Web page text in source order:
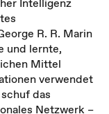
R. R. Marin
und lernte,
Mittel
verwendet
das
Netzwerk –